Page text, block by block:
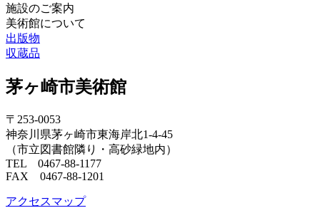
施設のご案内
美術館について
出版物
収蔵品
茅ヶ崎市美術館
〒253-0053
神奈川県茅ヶ崎市東海岸北1-4-45
（市立図書館隣り・高砂緑地内）
TEL 0467-88-1177
FAX 0467-88-1201
アクセスマップ